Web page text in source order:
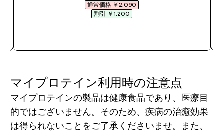
通常価格 ￥2,090‎
割引 ￥1,200‎
マイプロテイン利用時の注意点
マイプロテインの製品は健康食品であり、医療目
的ではございません。そのため、疾病の治癒効果
は得られないことをご了承くださいませ。また、